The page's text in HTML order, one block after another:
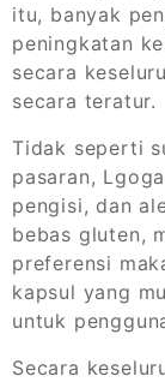
itu, banyak
peningkatan
secara
secara teratur.
Tidak seperti
pasaran,
pengisi, dan
bebas gluten,
preferensi
kapsul yang
untuk
Secara